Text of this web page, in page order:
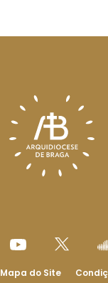
Mapa do Site